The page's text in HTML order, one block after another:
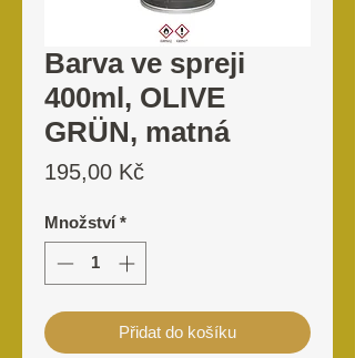
Barva ve spreji
400ml, OLIVE
GRÜN, matná
195,00 KčCena
Množství *
Přidat do košíku